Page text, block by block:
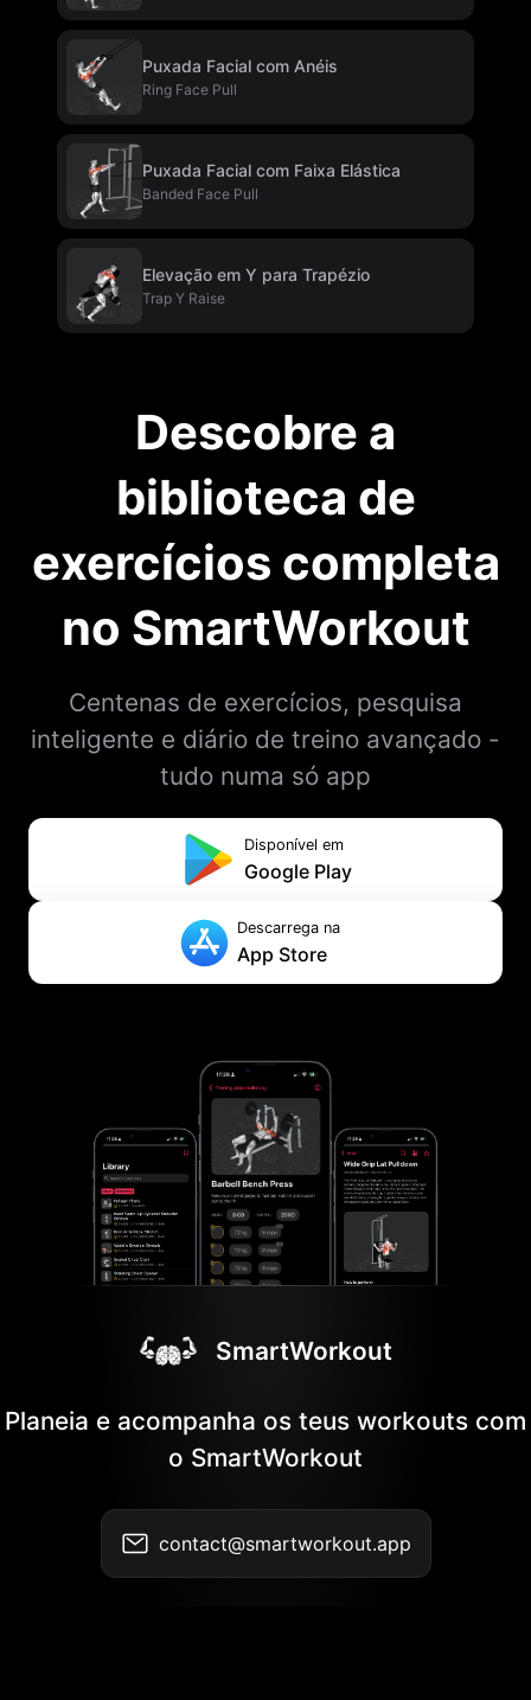
Puxada Facial com Anéis
Ring Face Pull
Puxada Facial com Faixa Elástica
Banded Face Pull
Elevação em Y para Trapézio
Trap Y Raise
Descobre a
biblioteca de
exercícios completa
no SmartWorkout
Centenas de exercícios, pesquisa
inteligente e diário de treino avançado -
tudo numa só app
Disponível em
Google Play
Descarrega na
App Store
SmartWorkout
Planeia e acompanha os teus workouts com
o SmartWorkout
contact@smartworkout.app